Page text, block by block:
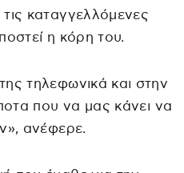
καταγγελλόμενες
η κόρη του.
τηλεφωνικά και στην
που να μας κάνει να
ανέφερε.